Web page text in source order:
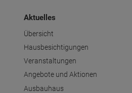
Aktuelles
Übersicht
Hausbesichtigungen
Veranstaltungen
Angebote und Aktionen
Ausbauhaus